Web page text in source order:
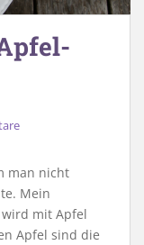
man nicht
Mein
mit Apfel
Apfel sind die